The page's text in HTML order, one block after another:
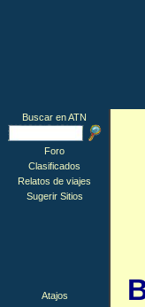
Buscar en ATN
Foro
Clasificados
Relatos de viajes
Sugerir Sitios
Atajos